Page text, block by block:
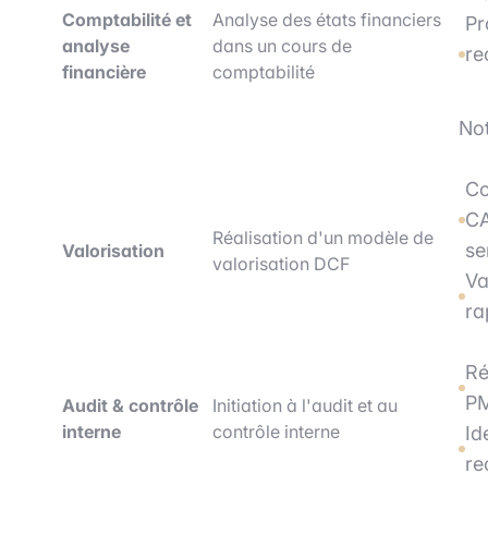
Comptabilité et
analyse
financière
Analyse des états financiers
dans un cours de
comptabilité
Valorisation
Réalisation d'un modèle de
valorisation DCF
Audit & contrôle
interne
Initiation à l'audit et au
contrôle interne